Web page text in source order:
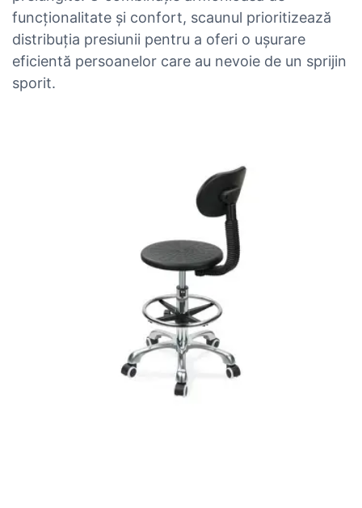
funcționalitate și confort, scaunul prioritizează
distribuția presiunii pentru a oferi o ușurare
eficientă persoanelor care au nevoie de un sprijin
sporit.